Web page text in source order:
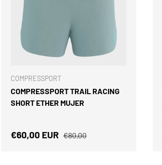
COMPRESSPORT
COMPRESSPORT TRAIL RACING
SHORT ETHER MUJER
Precio de venta
€60,00 EUR Precio normal
€80,00
ELEGIR OPCIONES